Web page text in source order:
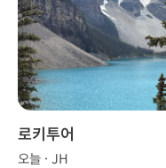
로키투어
오늘 · JH